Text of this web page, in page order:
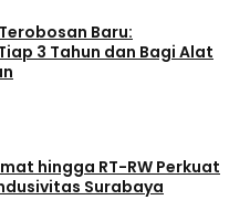
Baru:
3 Tahun dan Bagi Alat
hingga RT-RW Perkuat
Surabaya